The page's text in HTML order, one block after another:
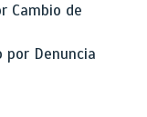
Cambio de
por Denuncia